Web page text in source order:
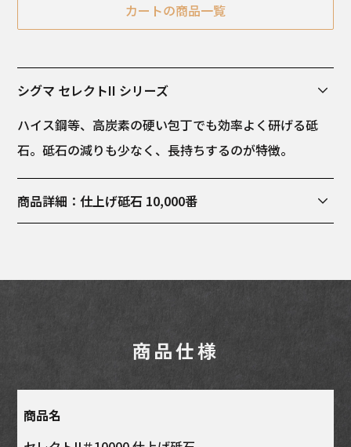
カートの商品一覧
シグマ セレクトII シリーズ
ハイス鋼等、高炭素の硬い包丁でも効率よく研げる砥
石。砥石の減りも少なく、長持ちするのが特徴。
商品詳細：仕上げ砥石 10,000番
商品仕様
商品名